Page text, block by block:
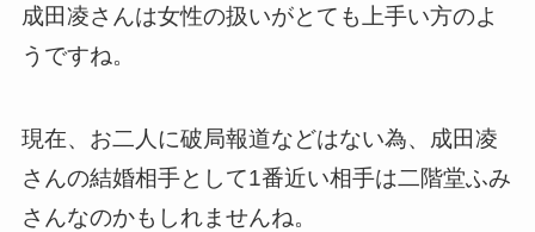
成田凌さんは女性の扱いがとても上手い方のよ
うですね。
現在、お二人に破局報道などはない為、成田凌
さんの結婚相手として1番近い相手は二階堂ふみ
さんなのかもしれませんね。